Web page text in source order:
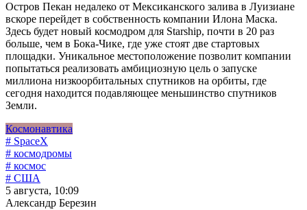
Остров Пекан недалеко от Мексиканского залива в Луизиане
вскоре перейдет в собственность компании Илона Маска.
Здесь будет новый космодром для Starship, почти в 20 раз
больше, чем в Бока-Чике, где уже стоят две стартовых
площадки. Уникальное местоположение позволит компании
попытаться реализовать амбициозную цель о запуске
миллиона низкоорбитальных спутников на орбиты, где
сегодня находится подавляющее меньшинство спутников
Земли.
Космонавтика
# SpaceX
# космодромы
# космос
# США
5 августа, 10:09
Александр Березин